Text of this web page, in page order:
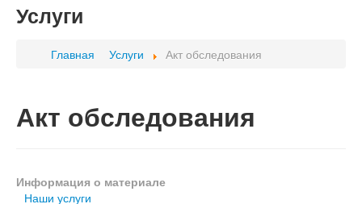
Услуги
Главная Услуги Акт обследования
Акт обследования
Информация о материале
Наши услуги